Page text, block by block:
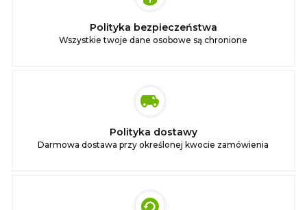
Polityka bezpieczeństwa
Wszystkie twoje dane osobowe są chronione
Polityka dostawy
Darmowa dostawa przy określonej kwocie zamówienia